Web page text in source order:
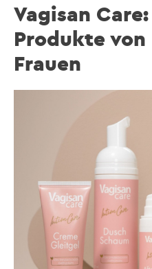
Vagisan
Produkte
Frauen